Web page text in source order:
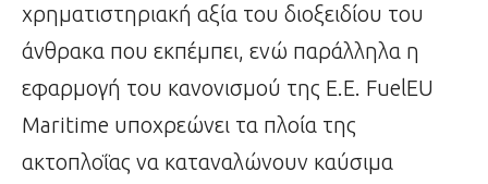
χρηματιστηριακή αξία του διοξειδίου του
άνθρακα που εκπέμπει, ενώ παράλληλα η
εφαρμογή του κανονισμού της Ε.Ε. FuelEU
Maritime υποχρεώνει τα πλοία της
ακτοπλοΐας να καταναλώνουν καύσιμα